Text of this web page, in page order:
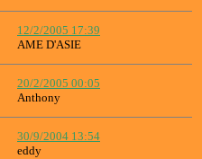
12/2/2005 17:39
AME D'ASIE
20/2/2005 00:05
Anthony
30/9/2004 13:54
eddy